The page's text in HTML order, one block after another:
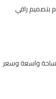
بودروم بتصميم راقي
واسعة وسعر